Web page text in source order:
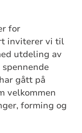
for
inviterer vi til
utdeling av
gått på
velkommen
forming og